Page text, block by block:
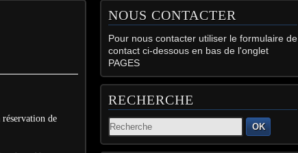
de
NOUS CONTACTER
Pour nous contacter utiliser le formulaire de
contact ci-dessous en bas de l'onglet
PAGES
RECHERCHE
OK